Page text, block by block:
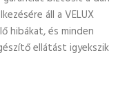
áll a VELUX
hibákat, és minden
ellátást igyekszik